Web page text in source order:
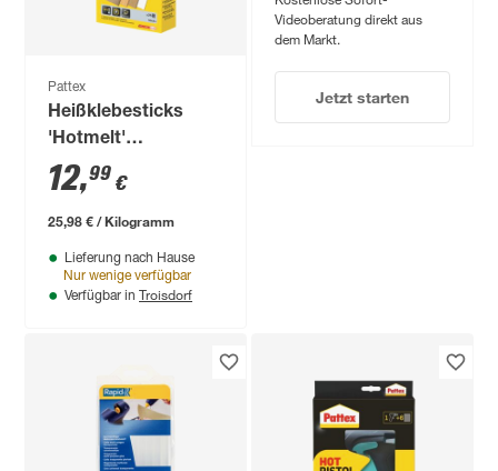
Pattex
Heißklebesticks
'Hotmelt'
transparent 25 Stück
12,99 €
25,98 € / Kilogramm
Lieferung nach Hause
Nur wenige verfügbar
Verfügbar in Troisdorf
Videoberatung direkt aus
dem Markt.
Jetzt starten